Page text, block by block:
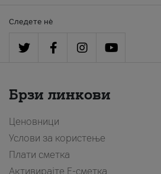
Следете нè
Брзи линкови
Ценовници
Услови за користење
Плати сметка
Активирајте Е-сметка